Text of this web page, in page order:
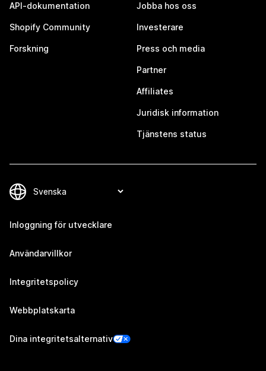
API-dokumentation
Shopify Community
Forskning
Jobba hos oss
Investerare
Press och media
Partner
Affiliates
Juridisk information
Tjänstens status
Inloggning för utvecklare
Användarvillkor
Integritetspolicy
Webbplatskarta
Dina integritetsalternativ